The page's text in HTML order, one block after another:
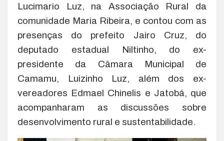
Lucimario Luz, na Associação Rural da
comunidade Maria Ribeira, e contou com as
presenças do prefeito Jairo Cruz, do
deputado estadual Niltinho, do ex-
presidente da Câmara Municipal de
Camamu, Luizinho Luz, além dos ex-
vereadores Edmael Chinelis e Jatobá, que
acompanharam as discussões sobre
desenvolvimento rural e sustentabilidade.